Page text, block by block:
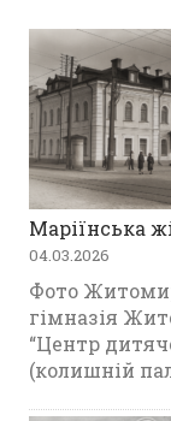
Маріїнська
04.03.2026
Фото
гімназія
“Центр
(колишній